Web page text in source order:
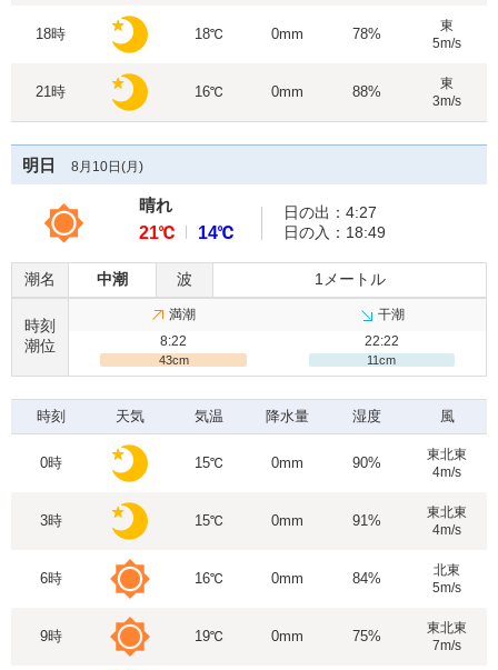
18時 18℃ 0mm 78%
東
5m/s
21時 16℃ 0mm 88%
東
3m/s
明日 8月10日(月 )
晴れ
21℃
14℃
日の出：4:27
日の入：18:49
潮名 中潮 波 1メートル
時刻
潮位
満潮
8:22
43cm
干潮
22:22
11cm
時刻 天気 気温 降水量 湿度 風
0時 15℃ 0mm 90%
東北東
4m/s
3時 15℃ 0mm 91%
東北東
4m/s
6時 16℃ 0mm 84%
北東
5m/s
9時 19℃ 0mm 75%
東北東
7m/s